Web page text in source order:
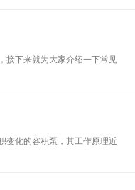
下来就为大家介绍一下常见
化的容积泵，其工作原理近